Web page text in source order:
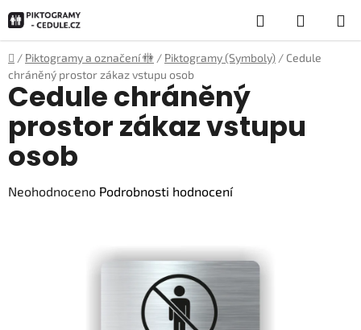
na
obsah
Hledat
KOŠÍK
Domů
/ Piktogramy a označení 🚻 / Piktogramy (Symboly) / Cedule
chráněný prostor zákaz vstupu osob
Cedule chráněný
prostor zákaz vstupu
osob
Průměrné
Neohodnoceno Podrobnosti hodnocení